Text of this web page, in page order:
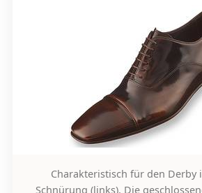
Charakteristisch für den Derby
Schnürung (links). Die